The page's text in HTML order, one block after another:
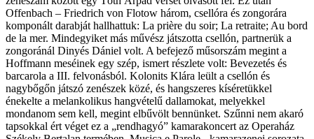
Offenbach – Friedrich von Flotow három, csellóra és zongorára
komponált darabját hallhattuk: La prière du soir; La retraite; Au bord
de la mer. Mindegyiket más művész játszotta csellón, partnerük a
zongoránál Dinyés Dániel volt. A befejező műsorszám megint a
Hoffmann meséinek egy szép, ismert részlete volt: Bevezetés és
barcarola a III. felvonásból. Kolonits Klára leült a csellón és
nagybőgőn játszó zenészek közé, és hangszeres kíséretükkel
énekelte a melankolikus hangvételű dallamokat, melyekkel
mondanom sem kell, megint elbűvölt bennünket. Szűnni nem akaró
tapsokkal ért véget ez a „rendhagyó” kamarakoncert az Operaház